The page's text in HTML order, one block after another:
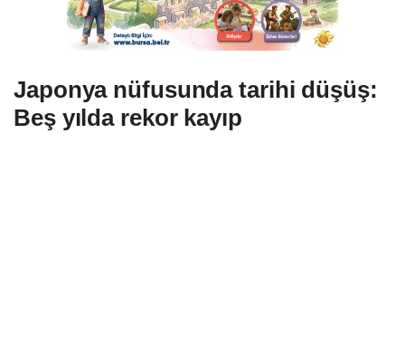
Japonya nüfusunda tarihi düşüş:
Beş yılda rekor kayıp